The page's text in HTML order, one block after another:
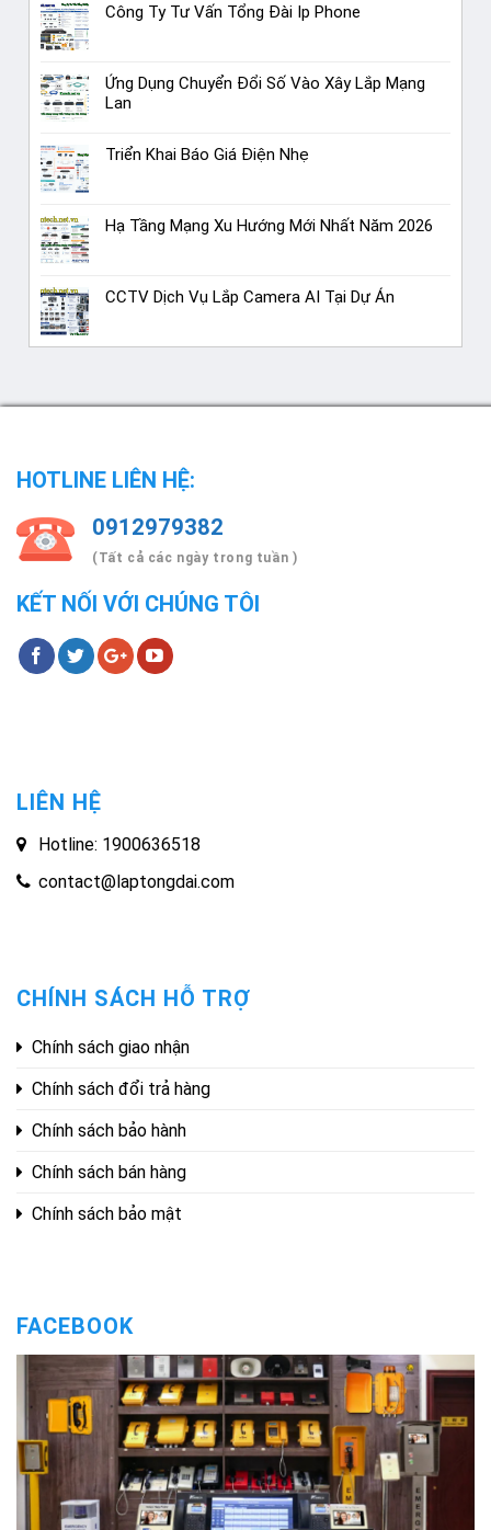
Công Ty Tư Vấn Tổng Đài Ip Phone
Ứng Dụng Chuyển Đổi Số Vào Xây Lắp Mạng
Lan
Triển Khai Báo Giá Điện Nhẹ
Hạ Tầng Mạng Xu Hướng Mới Nhất Năm 2026
CCTV Dịch Vụ Lắp Camera AI Tại Dự Án
HOTLINE LIÊN HỆ:
0912979382
(Tất cả các ngày trong tuần )
KẾT NỐI VỚI CHÚNG TÔI
LIÊN HỆ
Hotline: 1900636518
contact@laptongdai.com
CHÍNH SÁCH HỖ TRỢ
Chính sách giao nhận
Chính sách đổi trả hàng
Chính sách bảo hành
Chính sách bán hàng
Chính sách bảo mật
FACEBOOK